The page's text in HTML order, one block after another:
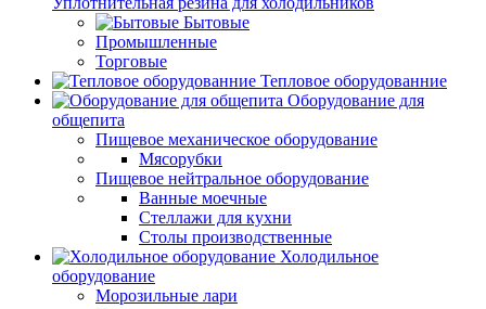
Бытовые
Промышленные
Торговые
Тепловое оборудованние
Оборудование для
общепита
Пищевое механическое оборудование
Мясорубки
Пищевое нейтральное оборудование
Ванные моечные
Стеллажи для кухни
Столы производственные
Холодильное
оборудование
Морозильные лари